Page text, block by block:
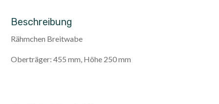
Beschreibung
Rähmchen Breitwabe
Oberträger: 455 mm, Höhe 250 mm